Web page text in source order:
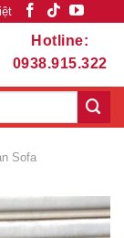
Hotline:
0938.915.322
Sofa